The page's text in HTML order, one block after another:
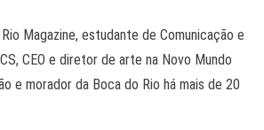
Magazine, estudante de Comunicação e
CEO e diretor de arte na Novo Mundo
e morador da Boca do Rio há mais de 20